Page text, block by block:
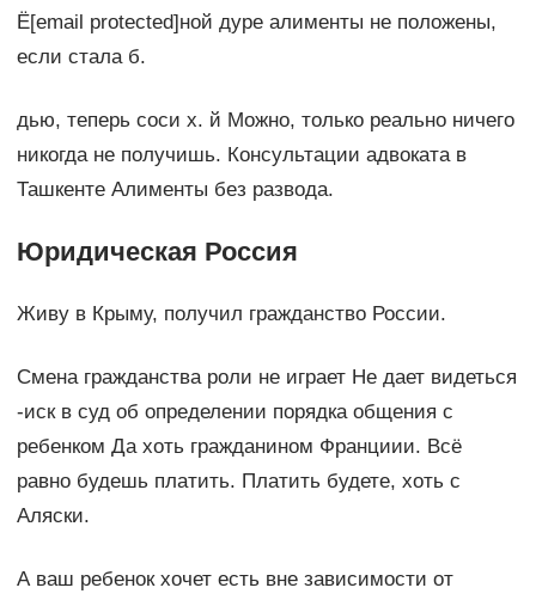
Ё[email protected]ной дуре алименты не положены,
если стала б.
дью, теперь соси х. й Можно, только реально ничего
никогда не получишь. Консультации адвоката в
Ташкенте Алименты без развода.
Юридическая Россия
Живу в Крыму, получил гражданство России.
Смена гражданства роли не играет Не дает видеться
-иск в суд об определении порядка общения с
ребенком Да хоть гражданином Франциии. Всё
равно будешь платить. Платить будете, хоть с
Аляски.
А ваш ребенок хочет есть вне зависимости от